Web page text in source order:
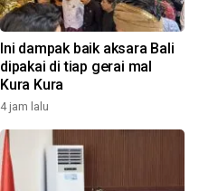
Ini dampak baik aksara Bali
dipakai di tiap gerai mal
Kura Kura
4 jam lalu